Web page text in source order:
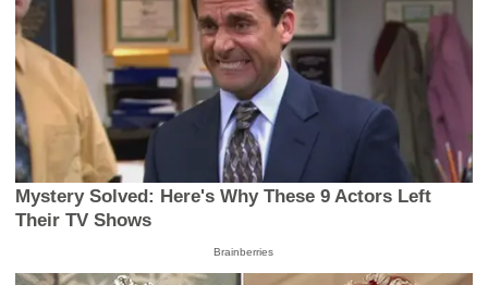
Mystery Solved: Here's Why These 9 Actors Left
Their TV Shows
Brainberries